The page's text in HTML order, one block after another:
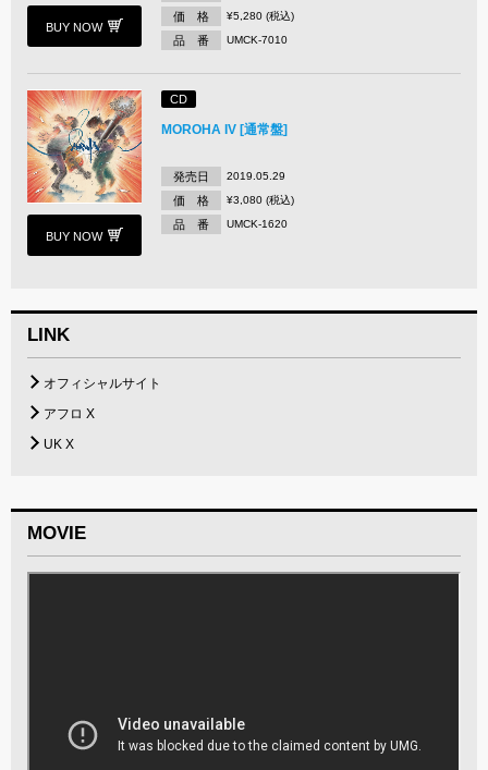
BUY NOW
価 格 ¥5,280 (税込)
品 番 UMCK-7010
BUY NOW
CD
MOROHA IV [通常盤]
発売日 2019.05.29
価 格 ¥3,080 (税込)
品 番 UMCK-1620
LINK
オフィシャルサイト
アフロ X
UK X
MOVIE